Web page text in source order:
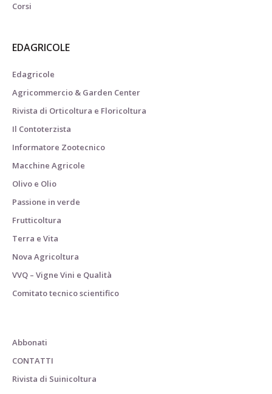
Corsi
EDAGRICOLE
Edagricole
Agricommercio & Garden Center
Rivista di Orticoltura e Floricoltura
Il Contoterzista
Informatore Zootecnico
Macchine Agricole
Olivo e Olio
Passione in verde
Frutticoltura
Terra e Vita
Nova Agricoltura
VVQ – Vigne Vini e Qualità
Comitato tecnico scientifico
Abbonati
CONTATTI
Rivista di Suinicoltura